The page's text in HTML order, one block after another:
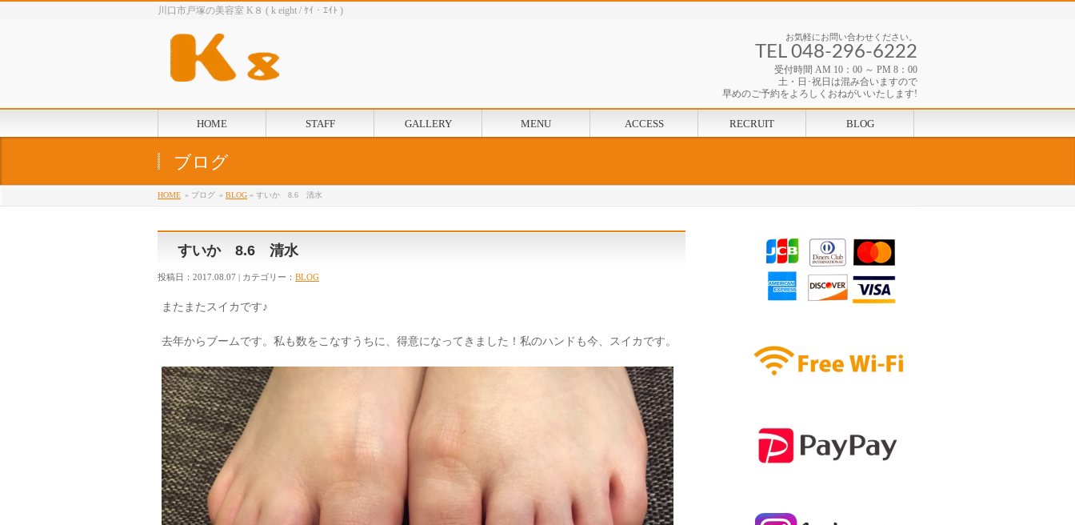
川口市戸塚の美容室 K８ ( k eight / ｹｲ・ｴｲﾄ )
お気軽にお問い合わせください。
TEL 048-296-6222
受付時間 AM 10：00 ～ PM 8：00
土・日･祝日は混み合いますので
早めのご予約をよろしくおねがいいたします!
HOME STAFF GALLERY MENU ACCESS RECRUIT BLOG
ブログ
HOME » ブログ » BLOG » すいか 8.6 清水
すいか 8.6 清水
投稿日：2017.08.07 | カテゴリー： BLOG
またまたスイカです♪
去年からブームです。私も数をこなすうちに、 得意になってきました！私のハンドも今、スイカです。